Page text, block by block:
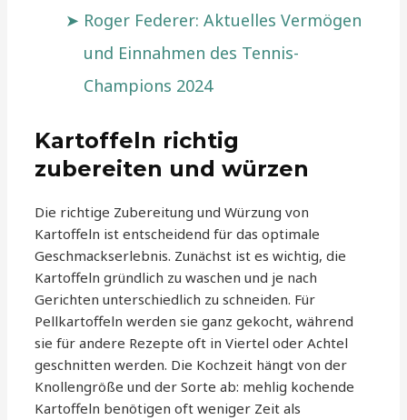
Roger Federer: Aktuelles Vermögen
und Einnahmen des Tennis-
Champions 2024
Kartoffeln richtig
zubereiten und würzen
Die richtige Zubereitung und Würzung von
Kartoffeln ist entscheidend für das optimale
Geschmackserlebnis. Zunächst ist es wichtig, die
Kartoffeln gründlich zu waschen und je nach
Gerichten unterschiedlich zu schneiden. Für
Pellkartoffeln werden sie ganz gekocht, während
sie für andere Rezepte oft in Viertel oder Achtel
geschnitten werden. Die Kochzeit hängt von der
Knollengröße und der Sorte ab: mehlig kochende
Kartoffeln benötigen oft weniger Zeit als